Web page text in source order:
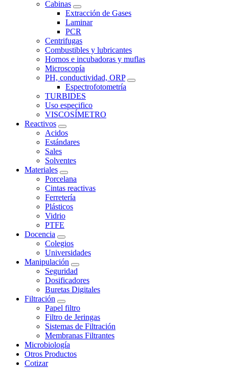
Cabinas
Extracción de Gases
Laminar
PCR
Centrifugas
Combustibles y lubricantes
Hornos e incubadoras y muflas
Microscopía
PH, conductividad, ORP
Espectrofotometría
TURBIDES
Uso especifico
VISCOSÍMETRO
Reactivos
Acidos
Estándares
Sales
Solventes
Materiales
Porcelana
Cintas reactivas
Ferretería
Plásticos
Vidrio
PTFE
Docencia
Colegios
Universidades
Manipulación
Seguridad
Dosificadores
Buretas Digitales
Filtración
Papel filtro
Filtro de Jeringas
Sistemas de Filtración
Membranas Filtrantes
Microbiología
Otros Productos
Cotizar